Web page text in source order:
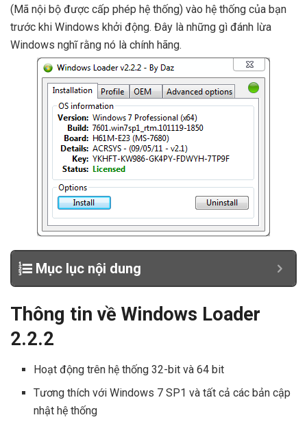
(Mã nội bộ được cấp phép hệ thống) vào hệ thống của bạn
trước khi Windows khởi động. Đây là những gì đánh lừa
Windows nghĩ rằng nó là chính hãng.
Mục lục nội dung
Thông tin về Windows Loader
2.2.2
Hoạt động trên hệ thống 32-bit và 64 bit
Tương thích với Windows 7 SP1 và tất cả các bản cập
nhật hệ thống